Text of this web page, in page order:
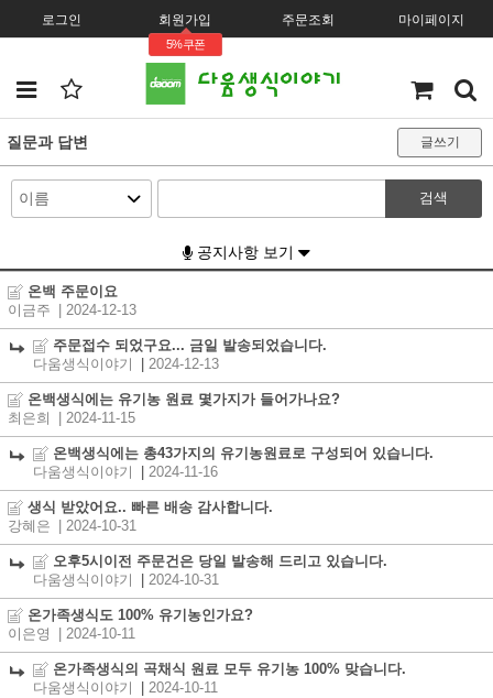
로그인 회원가입
5%쿠폰
주문조회 마이페이지
질문과 답변 글쓰기
검색
공지사항 보기
온백 주문이요
이금주
| 2024-12-13
주문접수 되었구요... 금일 발송되었습니다.
다움생식이야기
2024-12-13
온백생식에는 유기농 원료 몇가지가 들어가나요?
최은희
| 2024-11-15
온백생식에는 총43가지의 유기농원료로 구성되어 있습니다.
다움생식이야기
2024-11-16
생식 받았어요.. 빠른 배송 감사합니다.
강혜은
| 2024-10-31
오후5시이전 주문건은 당일 발송해 드리고 있습니다.
다움생식이야기
2024-10-31
온가족생식도 100% 유기농인가요?
이은영
| 2024-10-11
온가족생식의 곡채식 원료 모두 유기농 100% 맞습니다.
다움생식이야기
2024-10-11